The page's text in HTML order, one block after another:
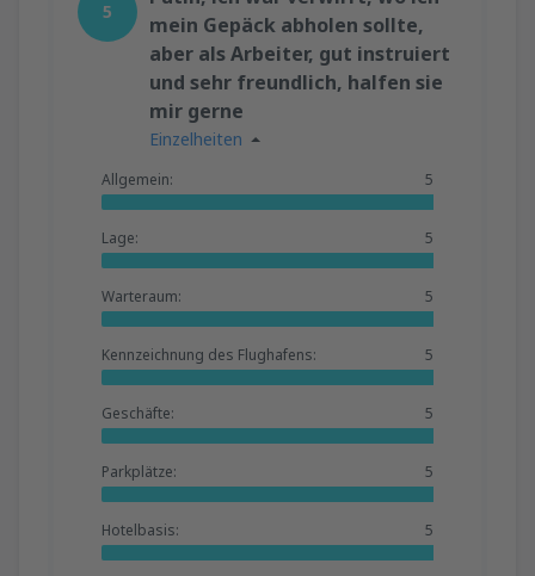
5
mein Gepäck abholen sollte,
aber als Arbeiter, gut instruiert
und sehr freundlich, halfen sie
mir gerne
Einzelheiten
Allgemein: 5
Lage: 5
Warteraum: 5
Kennzeichnung des Flughafens: 5
Geschäfte: 5
Parkplätze: 5
Hotelbasis: 5